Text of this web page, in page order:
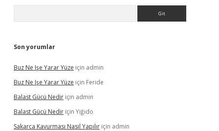
Son yorumlar
Buz Ne Işe Yarar Yüze için admin
Buz Ne Işe Yarar Yüze için Feride
Balast Gücü Nedir için admin
Balast Gücü Nedir için Yiğido
Sakarca Kavurması Nasıl Yapılır için admin